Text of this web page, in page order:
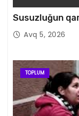
Susuzluğun
Avq 5, 2026
TOPLUM